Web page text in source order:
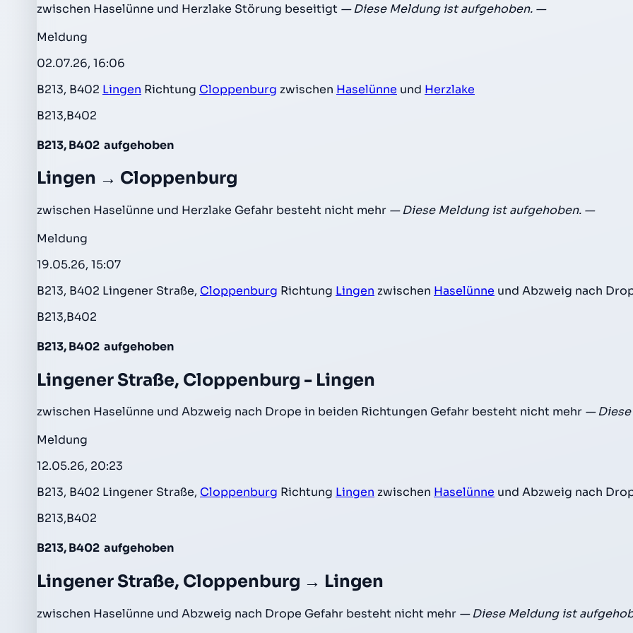
zwischen Haselünne und Herzlake Störung beseitigt — Diese Meldung ist aufgehoben. —
Meldung
02.07.26, 16:06
B213, B402 Lingen Richtung Cloppenburg zwischen Haselünne und Herzlake
B213,B402
B213, B402 aufgehoben
Lingen → Cloppenburg
zwischen Haselünne und Herzlake Gefahr besteht nicht mehr — Diese Meldung ist aufgehoben. —
Meldung
19.05.26, 15:07
B213, B402 Lingener Straße, Cloppenburg Richtung Lingen zwischen Haselünne und Abzweig nach
B213,B402
B213, B402 aufgehoben
Lingener Straße, Cloppenburg - Lingen
zwischen Haselünne und Abzweig nach Drope in beiden Richtungen Gefahr besteht nicht mehr —
Meldung
12.05.26, 20:23
B213, B402 Lingener Straße, Cloppenburg Richtung Lingen zwischen Haselünne und Abzweig nach
B213,B402
B213, B402 aufgehoben
Lingener Straße, Cloppenburg → Lingen
zwischen Haselünne und Abzweig nach Drope Gefahr besteht nicht mehr — Diese Meldung ist